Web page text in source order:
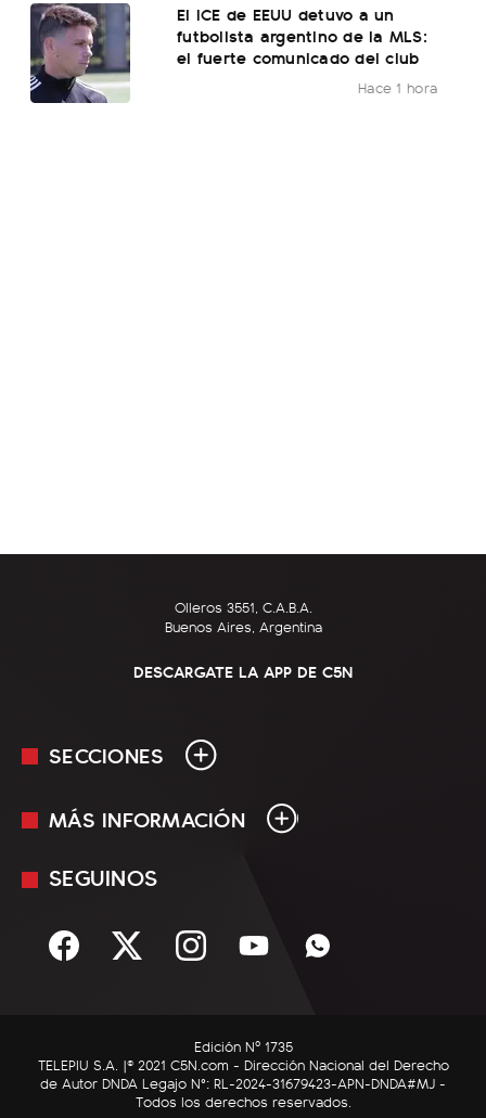
El ICE de EEUU detuvo a un
futbolista argentino de la MLS:
el fuerte comunicado del club
Hace 1 hora
Olleros 3551, C.A.B.A.
Buenos Aires, Argentina
DESCARGATE LA APP DE C5N
SECCIONES
En Vivo
Sociedad
C5N Autos
RatingCero
MÁS INFORMACIÓN
Mediakit
Términos y condiciones
SEGUINOS
Edición Nº 1735
TELEPIU S.A. |© 2021 C5N.com - Dirección Nacional del Derecho
de Autor DNDA Legajo N°: RL-2024-31679423-APN-DNDA#MJ -
Todos los derechos reservados.